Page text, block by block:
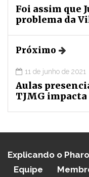
Foi assim que
problema da
Próximo
11 de junho de 2021
Aulas
TJMG impacta
Explicando o
Equipe